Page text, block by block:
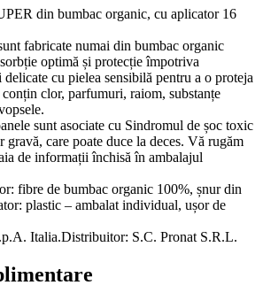
din bumbac organic, cu aplicator 16
fabricate numai din bumbac organic
optimă și protecție împotriva
cu pielea sensibilă pentru a o proteja
conțin clor, parfumuri, raiom, substanțe
sunt asociate cu Sindromul de șoc toxic
gravă, care poate duce la deces. Vă rugăm
de informații închisă în ambalajul
fibre de bumbac organic 100%, șnur din
plastic – ambalat individual, ușor de
Italia.Distribuitor: S.C. Pronat S.R.L.